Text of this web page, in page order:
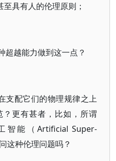
具有人的伦理原则；
超越能力做到这一点？
支配它们的物理规律之上
更有甚者，比如，所谓
智能（Artificial Super-
这种伦理问题吗？